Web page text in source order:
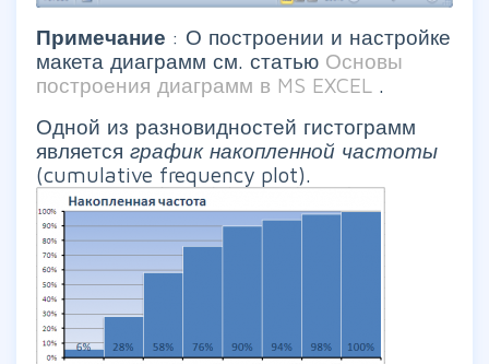
Примечание : О построении и настройке
макета диаграмм см. статью Основы
построения диаграмм в MS EXCEL .
Одной из разновидностей гистограмм
является график накопленной частоты
(cumulative frequency plot).